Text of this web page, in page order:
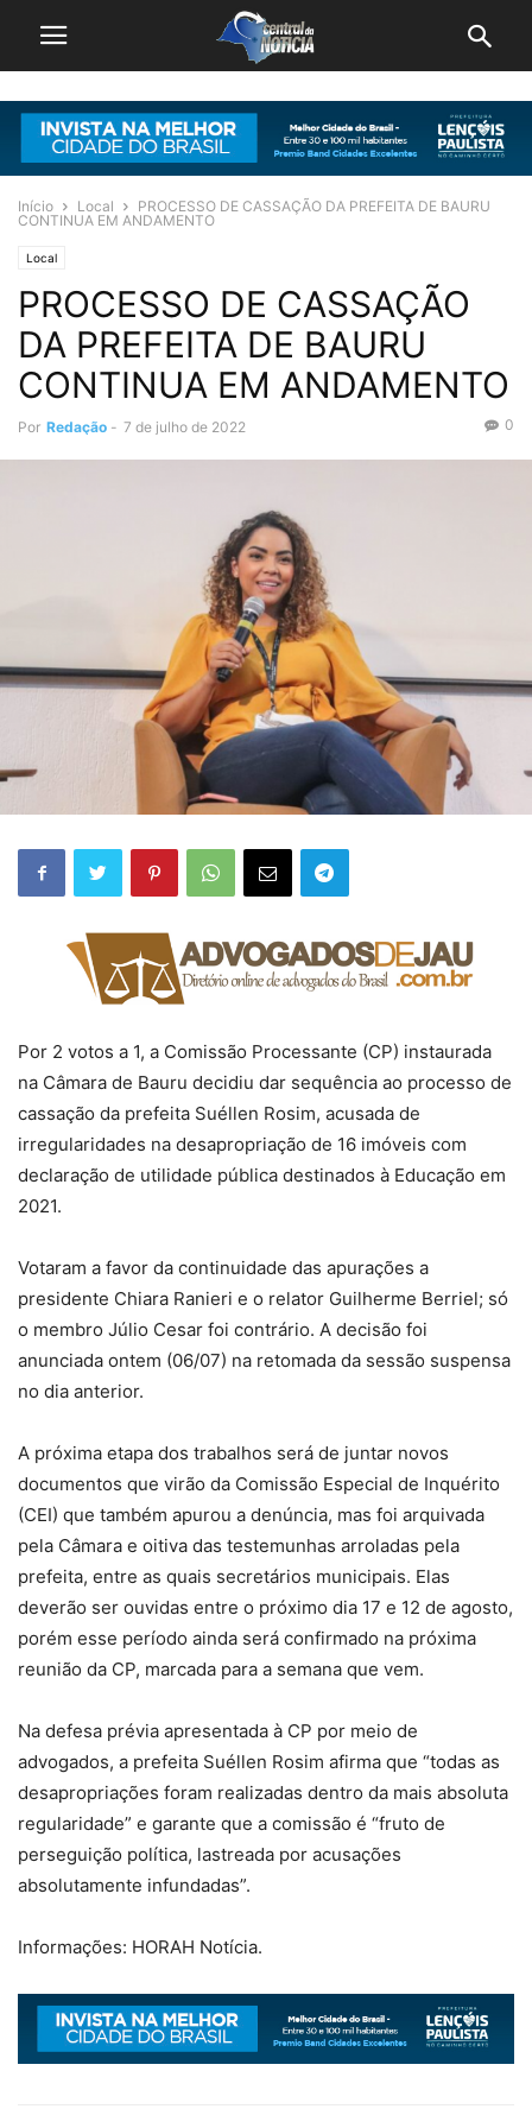
Início Local
PROCESSO DE CASSAÇÃO DA PREFEITA DE BAURU
CONTINUA EM ANDAMENTO
Local
PROCESSO DE CASSAÇÃO
DA PREFEITA DE BAURU
CONTINUA EM ANDAMENTO
Por Redação - 7 de julho de 2022 0
Por 2 votos a 1, a Comissão Processante (CP) instaurada
na Câmara de Bauru decidiu dar sequência ao processo de
cassação da prefeita Suéllen Rosim, acusada de
irregularidades na desapropriação de 16 imóveis com
declaração de utilidade pública destinados à Educação em
2021.
Votaram a favor da continuidade das apurações a
presidente Chiara Ranieri e o relator Guilherme Berriel; só
o membro Júlio Cesar foi contrário. A decisão foi
anunciada ontem (06/07) na retomada da sessão suspensa
no dia anterior.
A próxima etapa dos trabalhos será de juntar novos
documentos que virão da Comissão Especial de Inquérito
(CEI) que também apurou a denúncia, mas foi arquivada
pela Câmara e oitiva das testemunhas arroladas pela
prefeita, entre as quais secretários municipais. Elas
deverão ser ouvidas entre o próximo dia 17 e 12 de agosto,
porém esse período ainda será confirmado na próxima
reunião da CP, marcada para a semana que vem.
Na defesa prévia apresentada à CP por meio de
advogados, a prefeita Suéllen Rosim afirma que “todas as
desapropriações foram realizadas dentro da mais absoluta
regularidade” e garante que a comissão é “fruto de
perseguição política, lastreada por acusações
absolutamente infundadas”.
Informações: HORAH Notícia.